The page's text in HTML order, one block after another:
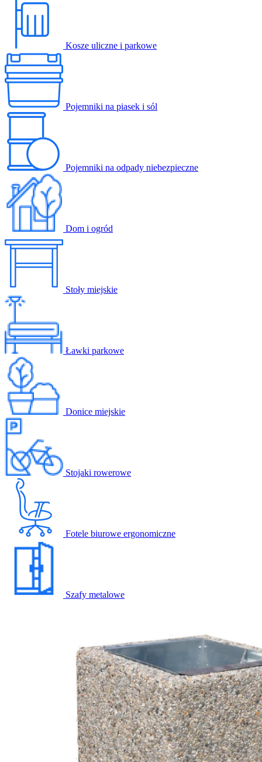
Kosze uliczne i parkowe
Pojemniki na piasek i sól
Pojemniki na odpady niebezpieczne
Dom i ogród
Stoły miejskie
Ławki parkowe
Donice miejskie
Stojaki rowerowe
Fotele biurowe ergonomiczne
Szafy metalowe